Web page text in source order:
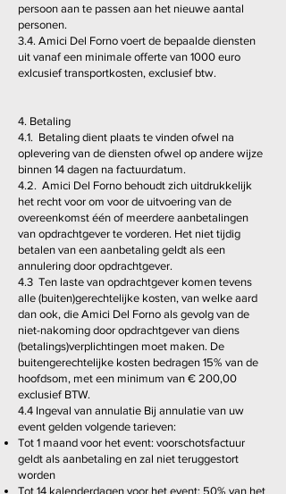
persoon aan te passen aan het nieuwe aantal
personen.
3.4. Amici Del Forno voert de bepaalde diensten
uit vanaf een minimale offerte van 1000 euro
exlcusief transportkosten, exclusief btw.
4. Betaling
4.1. Betaling dient plaats te vinden ofwel na
oplevering van de diensten ofwel op andere wijze
binnen 14 dagen na factuurdatum.
4.2. Amici Del Forno behoudt zich uitdrukkelijk
het recht voor om voor de uitvoering van de
overeenkomst één of meerdere aanbetalingen
van opdrachtgever te vorderen. Het niet tijdig
betalen van een aanbetaling geldt als een
annulering door opdrachtgever.
4.3 Ten laste van opdrachtgever komen tevens
alle (buiten)gerechtelijke kosten, van welke aard
dan ook, die Amici Del Forno als gevolg van de
niet-nakoming door opdrachtgever van diens
(betalings)verplichtingen moet maken. De
buitengerechtelijke kosten bedragen 15% van de
hoofdsom, met een minimum van € 200,00
exclusief BTW.
4.4 Ingeval van annulatie Bij annulatie van uw
event gelden volgende tarieven:
Tot 1 maand voor het event: voorschotsfactuur
geldt als aanbetaling en zal niet teruggestort
worden
Tot 14 kalenderdagen voor het event: 50% van het